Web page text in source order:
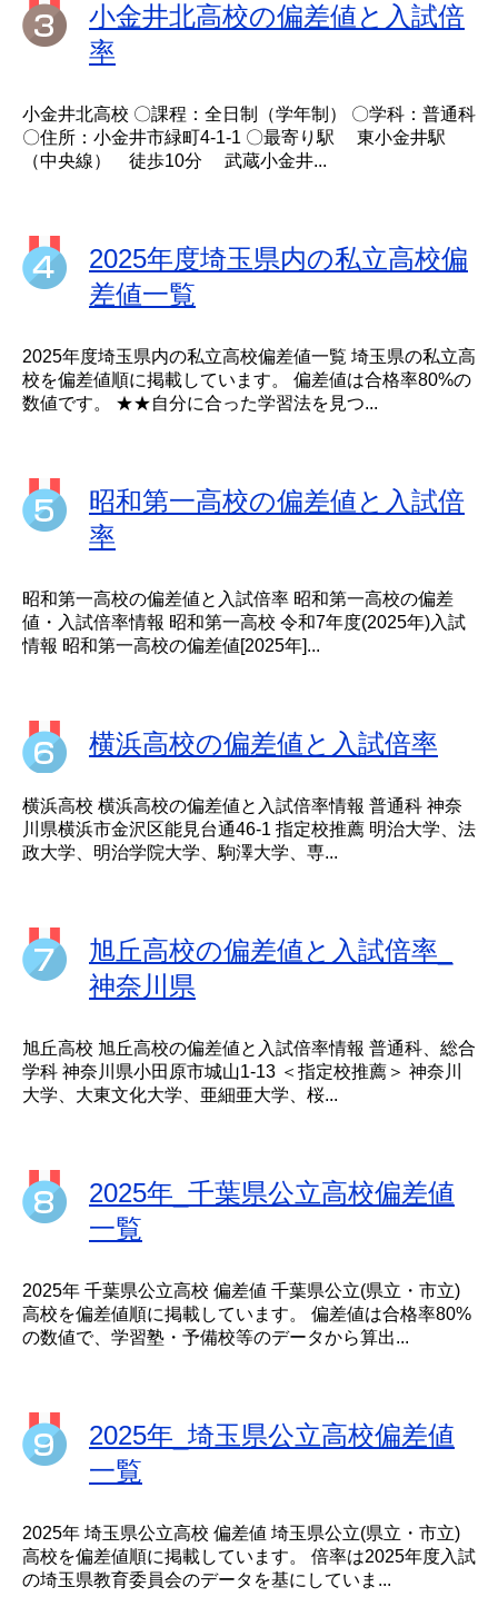
小金井北高校の偏差値と入試倍
率
小金井北高校 〇課程：全日制（学年制） 〇学科：普通科
〇住所：小金井市緑町4-1-1 〇最寄り駅 東小金井駅
（中央線） 徒歩10分 武蔵小金井...
2025年度埼玉県内の私立高校偏
差値一覧
2025年度埼玉県内の私立高校偏差値一覧 埼玉県の私立高
校を偏差値順に掲載しています。 偏差値は合格率80%の
数値です。 ★★自分に合った学習法を見つ...
昭和第一高校の偏差値と入試倍
率
昭和第一高校の偏差値と入試倍率 昭和第一高校の偏差
値・入試倍率情報 昭和第一高校 令和7年度(2025年)入試
情報 昭和第一高校の偏差値[2025年]...
横浜高校の偏差値と入試倍率
横浜高校 横浜高校の偏差値と入試倍率情報 普通科 神奈
川県横浜市金沢区能見台通46-1 指定校推薦 明治大学、法
政大学、明治学院大学、駒澤大学、専...
旭丘高校の偏差値と入試倍率_
神奈川県
旭丘高校 旭丘高校の偏差値と入試倍率情報 普通科、総合
学科 神奈川県小田原市城山1-13 ＜指定校推薦＞ 神奈川
大学、大東文化大学、亜細亜大学、桜...
2025年_千葉県公立高校偏差値
一覧
2025年 千葉県公立高校 偏差値 千葉県公立(県立・市立)
高校を偏差値順に掲載しています。 偏差値は合格率80%
の数値で、学習塾・予備校等のデータから算出...
2025年_埼玉県公立高校偏差値
一覧
2025年 埼玉県公立高校 偏差値 埼玉県公立(県立・市立)
高校を偏差値順に掲載しています。 倍率は2025年度入試
の埼玉県教育委員会のデータを基にしていま...